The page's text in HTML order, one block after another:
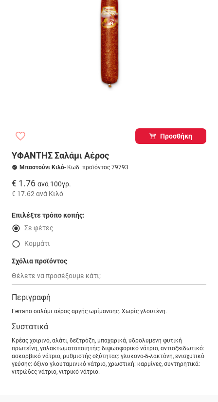
Προσθήκη
ΥΦΑΝΤΗΣ Σαλάμι Αέρος
Μπαστούνι Κιλό- Κωδ. προϊόντος 79793
€ 1.76 ανά 100γρ.
€ 17.62 ανά Κιλό
Επιλέξτε τρόπο κοπής:
Σε φέτες
Κομμάτι
Σχόλια προϊόντος
Περιγραφή
Ferrano σαλάμι αέρος αργής ωρίμανσης. Χωρίς γλουτένη.
Συστατικά
Κρέας χοιρινό, αλάτι, δεξτρόζη, μπαχαρικά, υδρολυμένη φυτική
πρωτεΐνη, γαλακτωματοποιητής: διφωσφορικό νάτριο, αντιοξειδωτικό:
ασκορβικό νάτριο, ρυθμιστής οξύτητας: γλυκονο-δ-λακτόνη, ενισχυτικό
γεύσης: όξινο γλουταμινικό νάτριο, χρωστική: καρμίνες, συντηρητικά:
νιτρώδες νάτριο, νιτρικό νάτριο.